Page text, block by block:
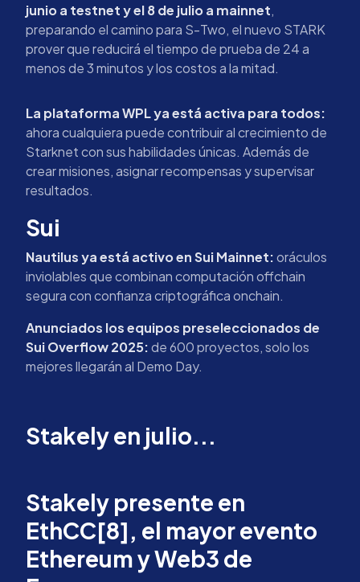
junio a testnet y el 8 de julio a mainnet,
preparando el camino para S-Two, el nuevo STARK
prover que reducirá el tiempo de prueba de 24 a
menos de 3 minutos y los costos a la mitad.
La plataforma WPL ya está activa para todos:
ahora cualquiera puede contribuir al crecimiento de
Starknet con sus habilidades únicas. Además de
crear misiones, asignar recompensas y supervisar
resultados.
Sui
Nautilus ya está activo en Sui Mainnet:oráculos
inviolables que combinan computación offchain
segura con confianza criptográfica onchain.
Anunciados los equipos preseleccionados de
Sui Overflow 2025:de 600 proyectos, solo los
mejores llegarán al Demo Day.
Stakely en julio...
Stakely presente en
EthCC[8], el mayor evento
Ethereum y Web3 de